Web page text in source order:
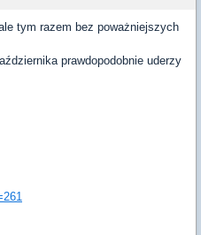
tym razem bez poważniejszych
prawdopodobnie uderzy